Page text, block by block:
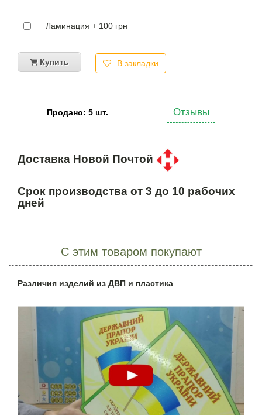
Ламинация + 100 грн
Купить В закладки
Продано: 5 шт. Отзывы
Доставка Новой Почтой
Срок производства от 3 до 10 рабочих
дней
С этим товаром покупают
Различия изделий из ДВП и пластика